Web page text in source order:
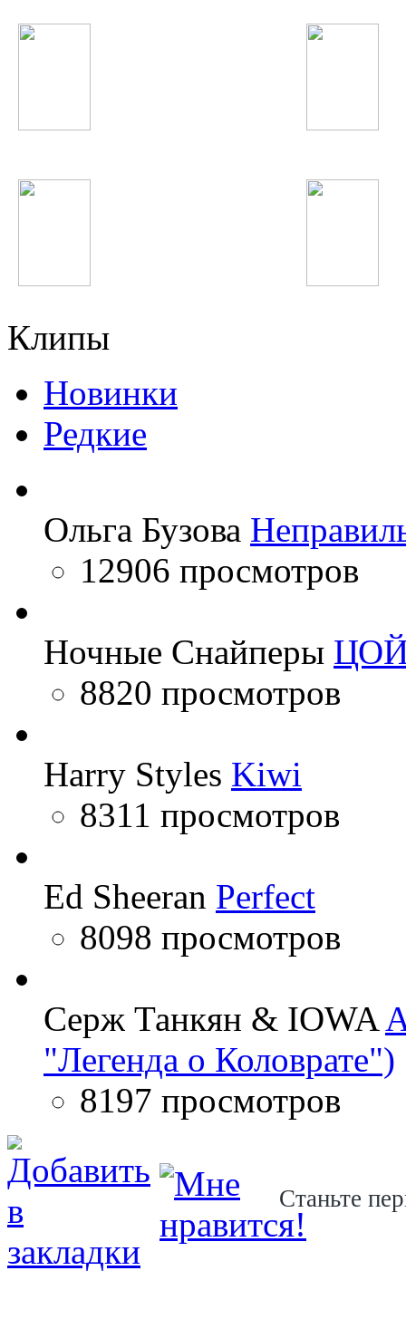
Клипы
Новинки
Редкие
Ольга Бузова
12906 просмотров
Ночные Снайперы
8820 просмотров
Harry Styles Kiwi
8311 просмотров
Ed Sheeran Perfect
8098 просмотров
Серж Танкян & IOWA
"Легенда о Коловрате")
8197 просмотров
Станьте